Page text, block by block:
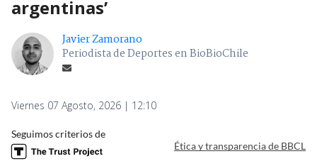
argentinas’
Javier Zamorano
Periodista de Deportes en BioBioChile
Viernes 07 Agosto, 2026 | 12:10
Seguimos criterios de
Ética y transparencia de BBCL